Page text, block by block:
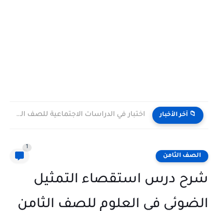
📁 آخر الأخبار اختبار في الدراسات الاجتماعية للصف التاسع الفصل الثاني الدور الاول...
الصف الثامن
1
شرح درس استقصاء التمثيل
الضوئي في العلوم للصف الثامن